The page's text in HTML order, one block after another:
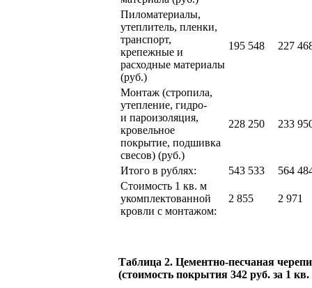
Пиломатериалы,
утеплитель, пленки,
транспорт,
крепежные и
расходные материалы
(руб.)
195 548 227
Монтаж (стропила,
утепление, гидро-
и пароизоляция,
кровельное
покрытие, подшивка
свесов) (руб.)
228 250 233
Итого в рублях: 543 533
564
Стоимость 1 кв. м
укомплектованной
кровли с монтажом:
2 855 2 971
Таблица 2. Цементно-песчаная
(стоимость покрытия 342 руб. за 1